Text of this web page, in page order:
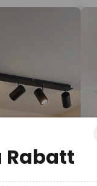
Rabatt